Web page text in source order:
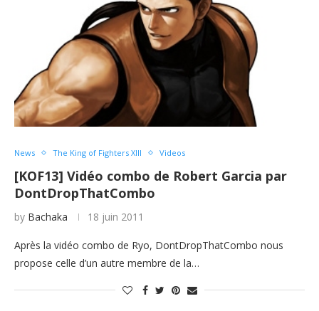
News The King of Fighters XIII Videos
[KOF13] Vidéo combo de Robert Garcia par
DontDropThatCombo
by Bachaka 18 juin 2011
Après la vidéo combo de Ryo, DontDropThatCombo nous
propose celle d’un autre membre de la…